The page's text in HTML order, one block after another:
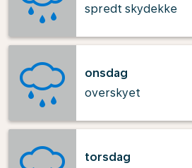
spredt skydekke
onsdag
overskyet
torsdag